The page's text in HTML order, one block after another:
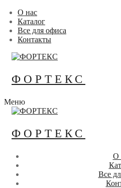
Перейти
содержимому
Меню
Закрыть
О нас
Каталог
Все для офиса
Контакты
ФОРТЕКС
Меню
ФОРТЕКС
О
Все